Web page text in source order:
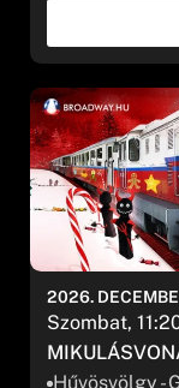
Hűvösvölgy -
2026.
Szombat,